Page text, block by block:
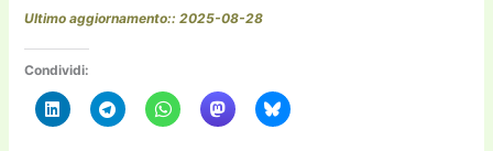
Ultimo aggiornamento:: 2025-08-28
Condividi: